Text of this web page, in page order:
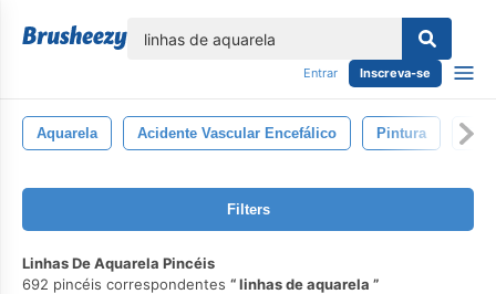
Entrar Inscreva-se
Aquarela Acidente Vascular Encefálico Pintura
Filters
Linhas De Aquarela Pincéis
692 pincéis correspondentes
linhas de aquarela